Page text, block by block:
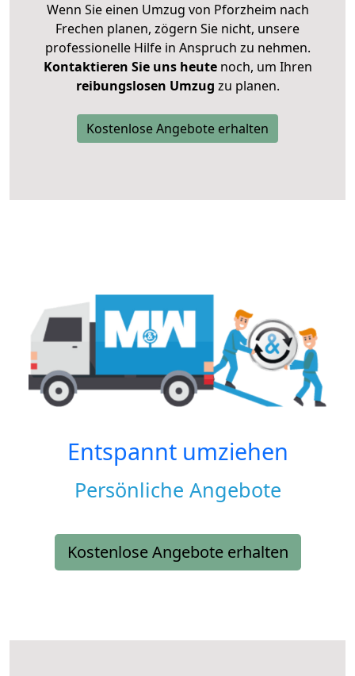
Wenn Sie einen Umzug von Pforzheim nach
Frechen planen, zögern Sie nicht, unsere
professionelle Hilfe in Anspruch zu nehmen.
Kontaktieren Sie uns heutenoch, um Ihren
reibungslosen Umzug zu planen.
Kostenlose Angebote erhalten
Entspannt umziehen
Persönliche Angebote
Kostenlose Angebote erhalten